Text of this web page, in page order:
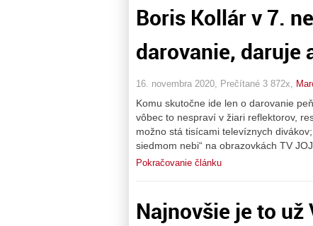
Boris Kollár v 7.
darovanie, daruje
16. novembra 2020, Prečítané 3 872x,
Komu skutočne ide len o darovanie
vôbec to nespraví v žiari reflektorov,
možno stá tisícami televíznych
siedmom nebi“ na obrazovkách TV
Pokračovanie článku
Najnovšie je to už